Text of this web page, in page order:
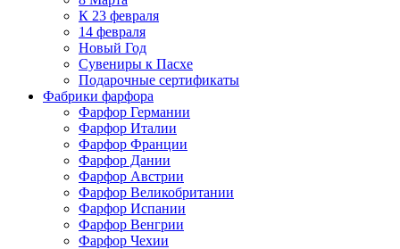
К 23 февраля
14 февраля
Новый Год
Сувениры к Пасхе
Подарочные сертификаты
Фабрики фарфора
Фарфор Германии
Фарфор Италии
Фарфор Франции
Фарфор Дании
Фарфор Австрии
Фарфор Великобритании
Фарфор Испании
Фарфор Венгрии
Фарфор Чехии